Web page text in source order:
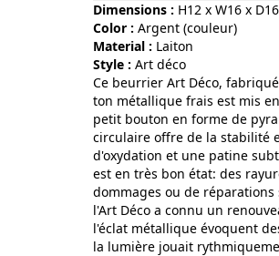
Dimensions : H12 x W16 x D16
Color :
argent (couleur)
Material :
laiton
Style :
art déco
Ce beurrier Art Déco,
ton métallique frais est mis
petit bouton en forme de
circulaire offre de la stabilité
d'oxydation et une patine
est en très bon état: des
dommages ou de
l'Art Déco a connu un
l'éclat métallique évoquent
la lumière jouait